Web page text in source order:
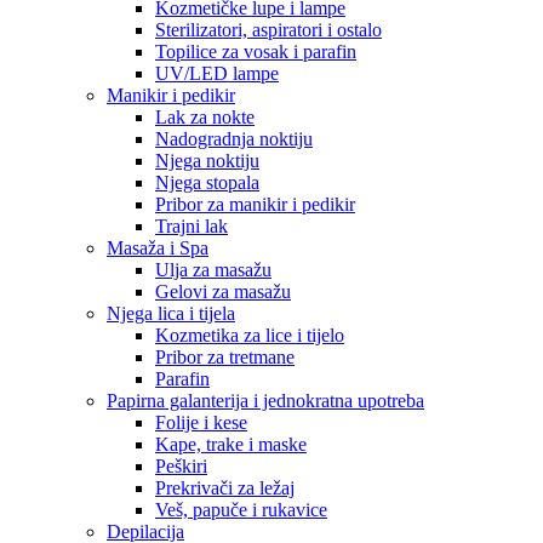
Kozmetičke lupe i lampe
Sterilizatori, aspiratori i ostalo
Topilice za vosak i parafin
UV/LED lampe
Manikir i pedikir
Lak za nokte
Nadogradnja noktiju
Njega noktiju
Njega stopala
Pribor za manikir i pedikir
Trajni lak
Masaža i Spa
Ulja za masažu
Gelovi za masažu
Njega lica i tijela
Kozmetika za lice i tijelo
Pribor za tretmane
Parafin
Papirna galanterija i jednokratna upotreba
Folije i kese
Kape, trake i maske
Peškiri
Prekrivači za ležaj
Veš, papuče i rukavice
Depilacija